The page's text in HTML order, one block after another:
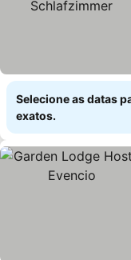
Selecione as datas
exatos.